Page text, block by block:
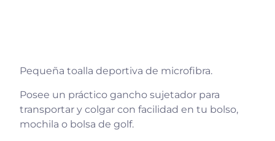
Pequeña toalla deportiva de microfibra.
Posee un práctico gancho sujetador para
transportar y colgar con facilidad en tu bolso,
mochila o bolsa de golf.